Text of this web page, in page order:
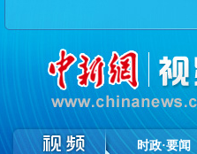
时政·要闻